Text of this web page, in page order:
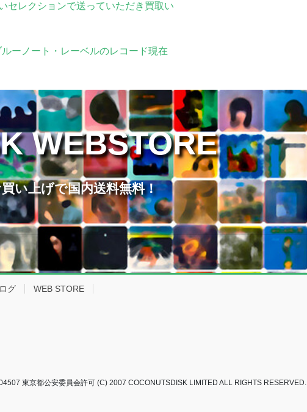
セレクションで送っていただき買取い
ーノート・レーベルのレコード現在
WEBSTORE
い上げで国内送料無料！
グ WEB STORE
東京都公安委員会許可 (C) 2007 COCONUTSDISK LIMITED ALL RIGHTS RESERVED.